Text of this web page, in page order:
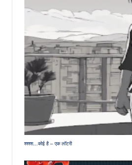
श्श्श्श…कोई है – एक लॉटरी